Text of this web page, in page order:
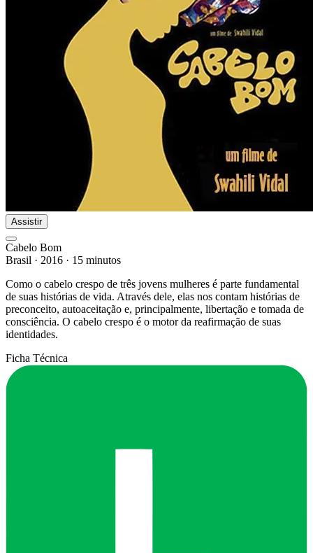
Assistir
Cabelo Bom
Brasil · 2016 · 15 minutos
Como o cabelo crespo de três jovens mulheres é parte fundamental
de suas histórias de vida. Através dele, elas nos contam histórias de
preconceito, autoaceitação e, principalmente, libertação e tomada de
consciência. O cabelo crespo é o motor da reafirmação de suas
identidades.​
Ficha Técnica